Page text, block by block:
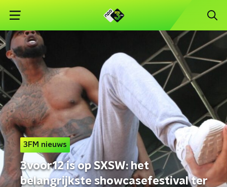
3FM nieuws
3voor12 is op SXSW: het
belangrijkste showcasefestival ter